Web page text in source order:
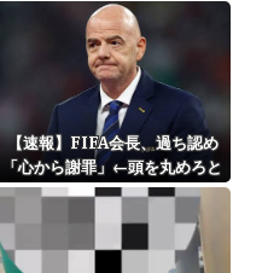
【速報】FIFA会長、過ち認め
「心から謝罪」←頭を丸めろと
ネットの声ｗｗｗｗｗｗｗｗ